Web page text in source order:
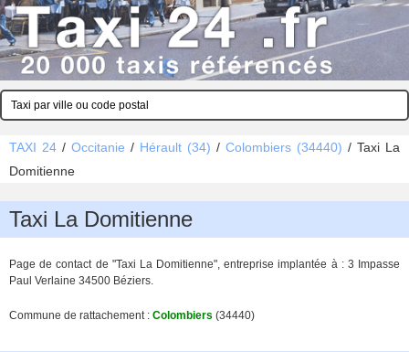
TAXI 24 / Occitanie / Hérault (34) / Colombiers (34440) / Taxi La
Domitienne
Taxi La Domitienne
Page de contact de "Taxi La Domitienne", entreprise implantée à : 3 Impasse
Paul Verlaine 34500 Béziers.
Commune de rattachement : Colombiers (34440)